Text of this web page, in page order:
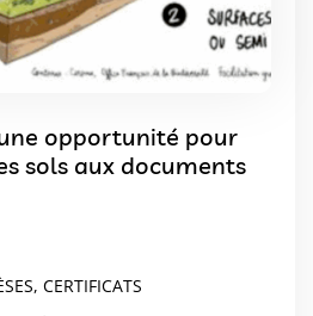
opportunité pour
sols aux documents
CERTIFICATS